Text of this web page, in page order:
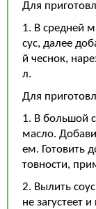
Для
1. В средней
сус, далее
й чеснок,
л.
Для
1. В большой
масло.
ем. Готовить
товности,
2. Вылить
не загустеет